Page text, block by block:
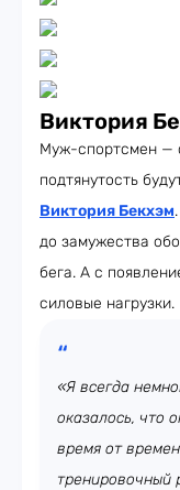
Виктория
Муж-спортсмен —
подтянутость
Виктория Бекхэм
до замужества
бега. А с
силовые нагрузки.
«Я всегда
оказалось, что
время от
тренировочный